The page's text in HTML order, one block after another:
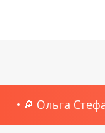
🔎 Ольга